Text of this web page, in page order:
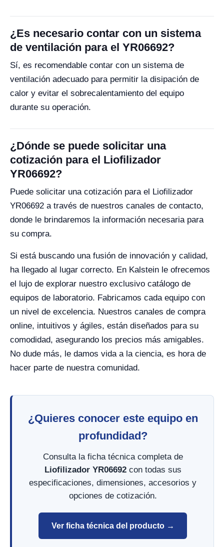
¿Es necesario contar con un sistema
de ventilación para el YR06692?
Sí, es recomendable contar con un sistema de
ventilación adecuado para permitir la disipación de
calor y evitar el sobrecalentamiento del equipo
durante su operación.
¿Dónde se puede solicitar una
cotización para el Liofilizador
YR06692?
Puede solicitar una cotización para el Liofilizador
YR06692 a través de nuestros canales de contacto,
donde le brindaremos la información necesaria para
su compra.
Si está buscando una fusión de innovación y calidad,
ha llegado al lugar correcto. En Kalstein le ofrecemos
el lujo de explorar nuestro exclusivo catálogo de
equipos de laboratorio. Fabricamos cada equipo con
un nivel de excelencia. Nuestros canales de compra
online, intuitivos y ágiles, están diseñados para su
comodidad, asegurando los precios más amigables.
No dude más, le damos vida a la ciencia, es hora de
hacer parte de nuestra comunidad.
¿Quieres conocer este equipo en
profundidad?
Consulta la ficha técnica completa de
Liofilizador YR06692con todas sus
especificaciones, dimensiones, accesorios y
opciones de cotización.
Ver ficha técnica del producto →